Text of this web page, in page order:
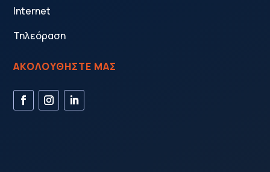
Internet
Τηλεόραση
ΑΚΟΛΟΥΘΗΣΤΕ ΜΑΣ